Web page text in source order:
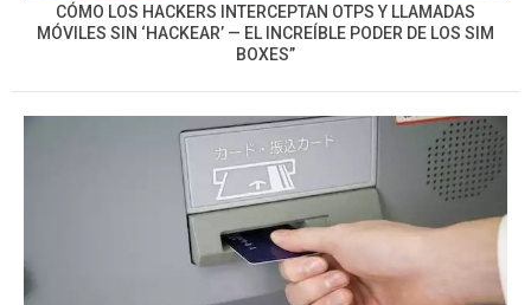
CÓMO LOS HACKERS INTERCEPTAN OTPS Y LLAMADAS
MÓVILES SIN ‘HACKEAR’ — EL INCREÍBLE PODER DE LOS SIM
BOXES”